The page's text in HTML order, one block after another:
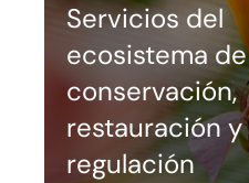
Servicios del
ecosistema de
conservación,
restauración y
regulación